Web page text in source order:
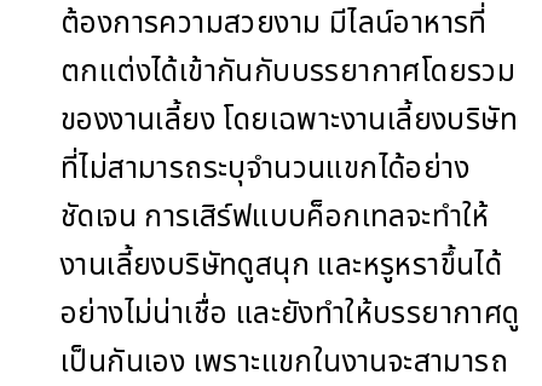
ต้องการความสวยงาม มีไลน์อาหารที่
ตกแต่งได้เข้ากันกับบรรยากาศโดยรวม
ของงานเลี้ยง โดยเฉพาะงานเลี้ยงบริษัท
ที่ไม่สามารถระบุจำนวนแขกได้อย่าง
ชัดเจน การเสิร์ฟแบบค็อกเทลจะทำให้
งานเลี้ยงบริษัทดูสนุก และหรูหราขึ้นได้
อย่างไม่น่าเชื่อ และยังทำให้บรรยากาศดู
เป็นกันเอง เพราะแขกในงานจะสามารถ